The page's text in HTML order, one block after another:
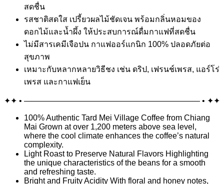
สดชื่น
รสชาติสดใส เปรี้ยวผลไม้ชัดเจน พร้อมกลิ่นหอมของ
ดอกไม้และน้ำผึ้ง ให้ประสบการณ์ดื่มกาแฟที่สดชื่น
ไม่มีสารเคมีเจือปน กาแฟออร์แกนิก 100% ปลอดภัยต่อ
สุขภาพ
เหมาะกับหลากหลายวิธีชง เช่น ดริป, เฟรนช์เพรส, แอร์โร่
เพรส และกาแฟเย็น
✦✦ • —————————————————————— • ✦✦
100% Authentic Tard Mei Village Coffee from Chiang
Mai Grown at over 1,200 meters above sea level,
where the cool climate enhances the coffee’s natural
complexity.
Light Roast to Preserve Natural Flavors Highlighting
the unique characteristics of the beans for a smooth
and refreshing taste.
Bright and Fruity Acidity With floral and honey notes,